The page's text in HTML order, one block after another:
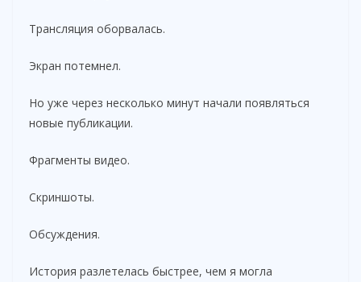
Трансляция оборвалась.
Экран потемнел.
Но уже через несколько минут начали появляться
новые публикации.
Фрагменты видео.
Скриншоты.
Обсуждения.
История разлетелась быстрее, чем я могла